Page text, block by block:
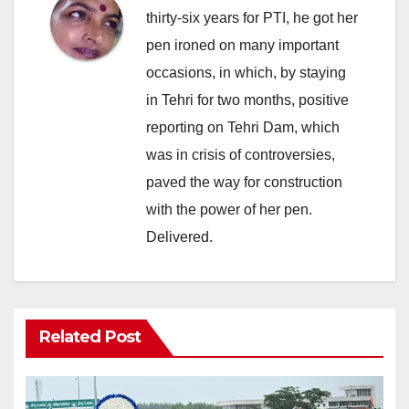
thirty-six years for PTI, he got her
pen ironed on many important
occasions, in which, by staying
in Tehri for two months, positive
reporting on Tehri Dam, which
was in crisis of controversies,
paved the way for construction
with the power of her pen.
Delivered.
Related Post